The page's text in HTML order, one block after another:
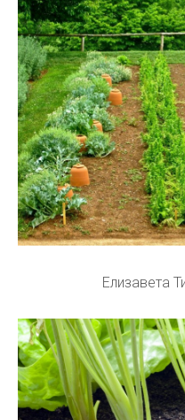
Елизавета